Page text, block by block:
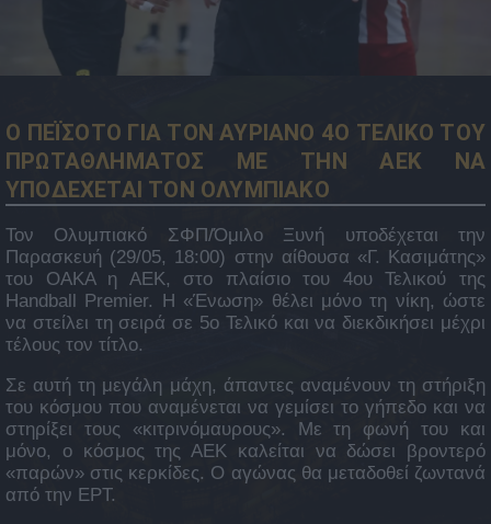
Ο ΠΕΪΣΟΤΟ ΓΙΑ ΤΟΝ ΑΥΡΙΑΝΟ 4Ο ΤΕΛΙΚΟ ΤΟΥ
ΠΡΩΤΑΘΛΗΜΑΤΟΣ ΜΕ ΤΗΝ ΑΕΚ ΝΑ
ΥΠΟΔΕΧΕΤΑΙ ΤΟΝ ΟΛΥΜΠΙΑΚΟ
Τον Ολυμπιακό ΣΦΠ/Όμιλο Ξυνή υποδέχεται την
Παρασκευή (29/05, 18:00) στην αίθουσα «Γ. Κασιμάτης»
του ΟΑΚΑ η ΑΕΚ, στο πλαίσιο του 4ου Τελικού της
Handball Premier. Η «Ένωση» θέλει μόνο τη νίκη, ώστε
να στείλει τη σειρά σε 5ο Τελικό και να διεκδικήσει μέχρι
τέλους τον τίτλο.
Σε αυτή τη μεγάλη μάχη, άπαντες αναμένουν τη στήριξη
του κόσμου που αναμένεται να γεμίσει το γήπεδο και να
στηρίξει τους «κιτρινόμαυρους». Με τη φωνή του και
μόνο, ο κόσμος της ΑΕΚ καλείται να δώσει βροντερό
«παρών» στις κερκίδες. Ο αγώνας θα μεταδοθεί ζωντανά
από την ΕΡΤ.